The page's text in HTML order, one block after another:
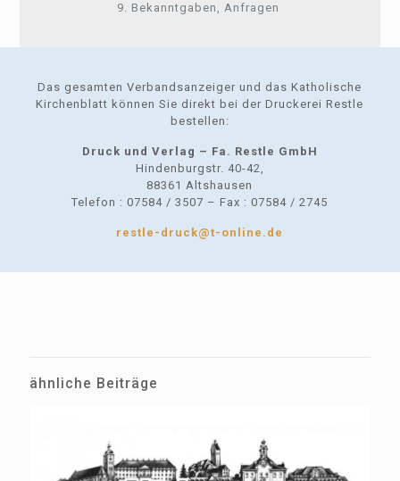
Bekanntgaben, Anfragen
Das gesamten Verbandsanzeiger und das Katholische
Kirchenblatt können Sie direkt bei der Druckerei Restle
bestellen:
Druck und Verlag – Fa. Restle GmbH
Hindenburgstr. 40-42,
88361 Altshausen
Telefon : 07584 / 3507 – Fax : 07584 / 2745
restle-druck@t-online.de
ähnliche Beiträge